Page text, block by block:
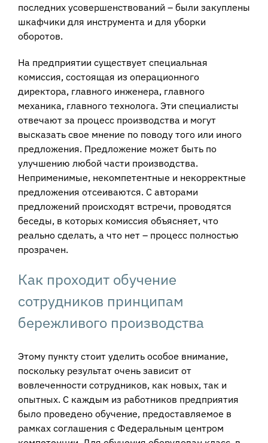
последних усовершенствований – были закуплены
шкафчики для инструмента и для уборки
оборотов.
На предприятии существует специальная
комиссия, состоящая из операционного
директора, главного инженера, главного
механика, главного технолога. Эти специалисты
отвечают за процесс производства и могут
высказать свое мнение по поводу того или иного
предложения. Предложение может быть по
улучшению любой части производства.
Неприменимые, некомпетентные и некорректные
предложения отсеиваются. С авторами
предложений происходят встречи, проводятся
беседы, в которых комиссия объясняет, что
реально сделать, а что нет – процесс полностью
прозрачен.
Как проходит обучение
сотрудников принципам
бережливого производства
Этому пункту стоит уделить особое внимание,
поскольку результат очень зависит от
вовлеченности сотрудников, как новых, так и
опытных. С каждым из работников предприятия
было проведено обучение, предоставляемое в
рамках соглашения с Федеральным центром